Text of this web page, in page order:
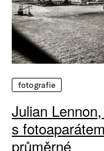
fotografie
Julian
s
průměrné